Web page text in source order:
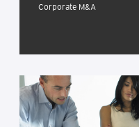
Corporate M&A